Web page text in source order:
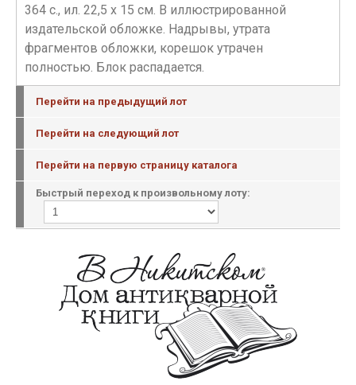
364 с., ил. 22,5 х 15 см. В иллюстрированной
издательской обложке. Надрывы, утрата
фрагментов обложки, корешок утрачен
полностью. Блок распадается.
Перейти на предыдущий лот
Перейти на следующий лот
Перейти на первую страницу каталога
Быстрый переход к произвольному лоту: